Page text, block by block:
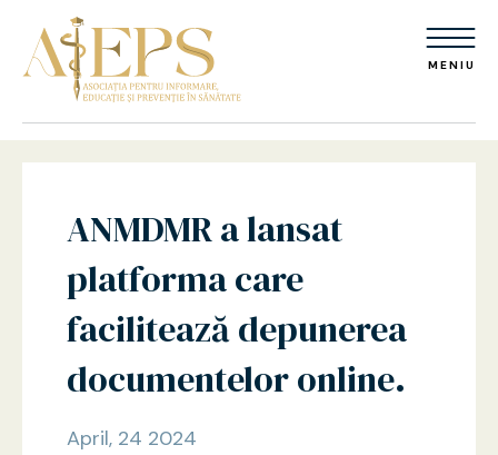
MENIU
ANMDMR a lansat
platforma care
facilitează depunerea
documentelor online.
April, 24 2024